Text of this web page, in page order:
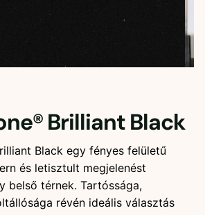
Brilliant Black
Black egy fényes felületű
és letisztult megjelenést
belső térnek. Tartóssága,
révén ideális választás